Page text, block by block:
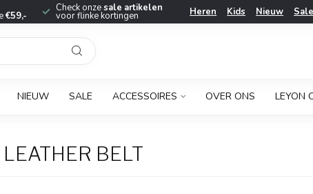
€59,-
Check onzesale artikelen
voor flinke kortingen Heren Kids Nieuw Sale
NIEUW SALE ACCESSOIRES OVER ONS LEYON
BELT